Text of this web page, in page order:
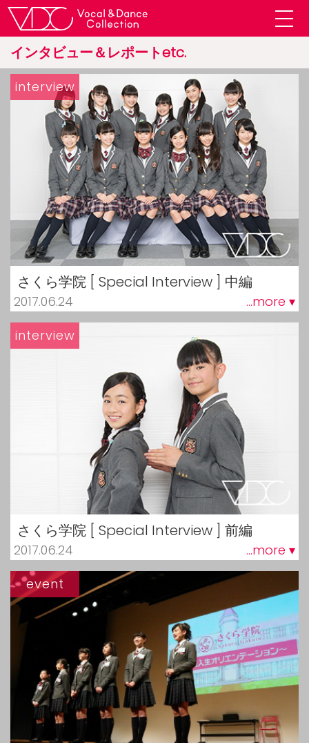
インタビュー＆レポートetc.
さくら学院 [ Special Interview ] 中編
2017.06.24 ...more ▾
interview
さくら学院 [ Special Interview ] 前編
2017.06.24 ...more ▾
interview
event